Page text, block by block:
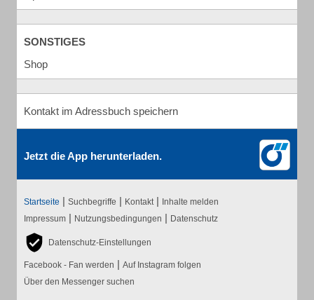
SONSTIGES
Shop
Kontakt im Adressbuch speichern
Jetzt die App herunterladen.
Startseite | Suchbegriffe | Kontakt | Inhalte melden
Impressum | Nutzungsbedingungen | Datenschutz
Datenschutz-Einstellungen
Facebook - Fan werden | Auf Instagram folgen
Über den Messenger suchen